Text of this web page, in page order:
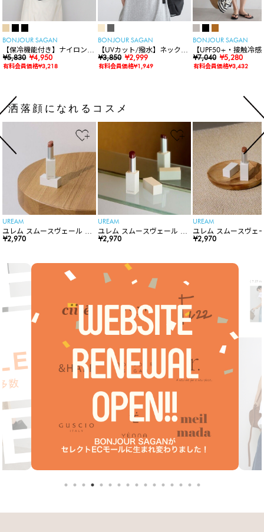
BONJOUR SAGAN
【保冷機能付き】ナイロンシ
ョルダーバッグ
¥5,830 ¥4,950
有料会員価格¥3,218
BONJOUR SAGAN
【UVカット/撥水】ネックカ
バー付きワイドリムハット
¥3,850 ¥2,999
有料会員価格¥1,949
BONJOUR SAGAN
【UPF50+・接触冷感
水】【水陸両用】ラ
ードロンパース
¥7,040 ¥5,280
有料会員価格¥3,432
洒落顔になれるコスメ
UREAM
ユレム スムースヴェール リ
ップスティック
¥2,970
UREAM
ユレム スムースヴェール リ
ップスティック
¥2,970
UREAM
ユレム スムースヴェ
ップスティック
¥2,970